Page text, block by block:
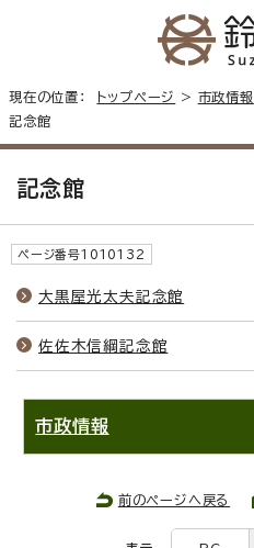
現在の位置： トップページ > 市政情報
記念館
記念館
ページ番号1010132
大黒屋光太夫記念館
佐佐木信綱記念館
市政情報
前のページへ戻る